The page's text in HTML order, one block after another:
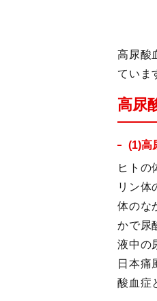
高尿酸
ていま
高尿
(1)高
ヒトの
リン体
体のな
かで尿
液中の
日本痛
酸血症